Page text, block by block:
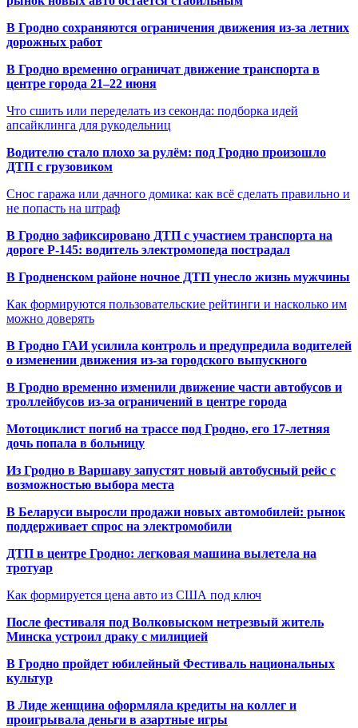
В Гродно сохраняются ограничения движения из-за летних
дорожных работ
В Гродно временно ограничат движение транспорта в
центре города 21–22 июня
Что сшить или переделать из секонда: подборка идей
апсайклинга для рукодельниц
Водителю стало плохо за рулём: под Гродно произошло
ДТП с грузовиком
Снос гаража или дачного домика: как всё сделать правильно и
не попасть на штраф
В Гродно зафиксировано ДТП с участием транспорта на
дороге Р-145: водитель электромопеда пострадал
В Гродненском районе ночное ДТП унесло жизнь мужчины
Как формируются пользовательские рейтинги и насколько им
можно доверять
В Гродно ГАИ усилила контроль и предупредила водителей
о изменении движения из-за городского выпускного
В Гродно временно изменили движение части автобусов и
троллейбусов из-за ограничений в центре города
Мотоциклист погиб на трассе под Гродно, его 17-летняя
дочь попала в больницу
Из Гродно в Варшаву запустят новый автобусный рейс с
возможностью выбора места
В Беларуси выросли продажи новых автомобилей: рынок
поддерживает спрос на электромобили
ДТП в центре Гродно: легковая машина вылетела на
тротуар
Как формируется цена авто из США под ключ
После фестиваля под Волковыском нетрезвый житель
Минска устроил драку с милицией
В Гродно пройдет юбилейный Фестиваль национальных
культур
В Лиде женщина оформляла кредиты на коллег и
проигрывала деньги в азартные игры